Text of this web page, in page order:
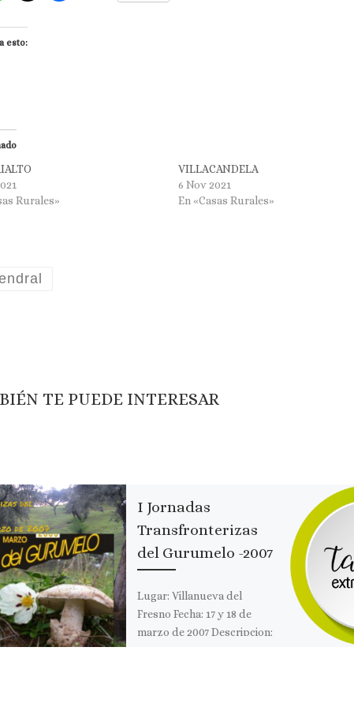
esto:
Rurales»
VILLACANDELA
6 Nov 2021
En «Casas Rurales»
TE PUEDE INTERESAR
I Jornadas
Transfronterizas
del Gurumelo -2007
Lugar: Villanueva del
Fresno Fecha: 17 y 18 de
marzo de 2007 Descripcion: